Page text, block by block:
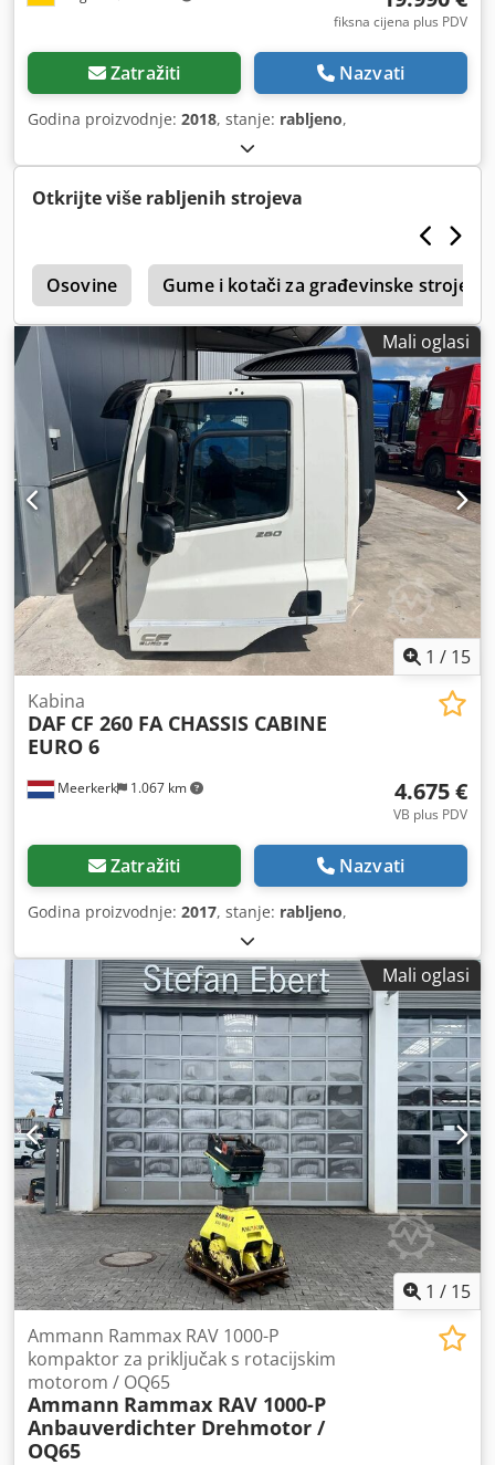
fiksna cijena plus PDV
Zatražiti Nazvati
Godina proizvodnje: 2018, stanje: rabljeno,
Otkrijte više rabljenih strojeva
Osovine Gume i kotači za građevinske strojeve
Mali oglasi
1 / 15
Meerkerk 1.067 km
Kabina
DAF CF 260 FA CHASSIS CABINE
EURO 6
4.675 €
VB plus PDV
Zatražiti Nazvati
Godina proizvodnje: 2017, stanje: rabljeno,
Mali oglasi
1 / 15
Ammann Rammax RAV 1000-P
kompaktor za priključak s rotacijskim
motorom / OQ65
Ammann Rammax RAV 1000-P
Anbauverdichter Drehmotor /
OQ65